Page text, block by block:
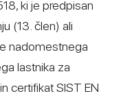
ki je predpisan
(13. člen) ali
nadomestnega
lastnika za
certifikat SIST EN